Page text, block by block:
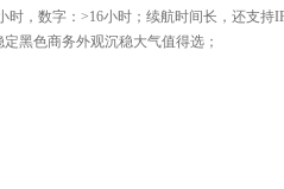
，数字：>16小时；续航时间长，还支持
黑色商务外观沉稳大气值得选；